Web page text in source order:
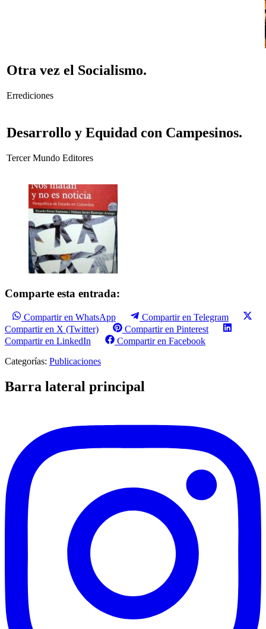
Otra vez el Socialismo.
Errediciones
Desarrollo y Equidad con Campesinos.
Tercer Mundo Editores
Comparte esta entrada:
Compartir en WhatsApp
Compartir en Telegram
Compartir en X (Twitter)
Compartir en Pinterest
Compartir en LinkedIn
Compartir en Facebook
Categorías: Publicaciones
Barra lateral principal